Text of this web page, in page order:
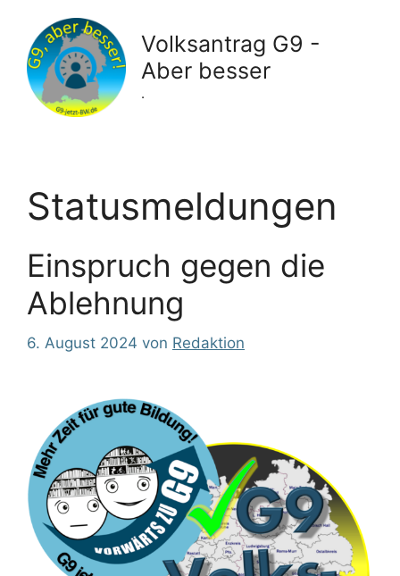
Inhalt
springen
Volksantrag G9 -
Aber besser
.
Statusmeldungen
Einspruch gegen die
Ablehnung
6. August 2024 von Redaktion